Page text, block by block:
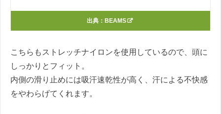
出典： BEAMS
こちらもストレッチナイロンを使用しているので、頭に
しっかりとフィット。
内側の滑り止めには吸汗速乾性が高く、汗による不快感
をやわらげてくれます。